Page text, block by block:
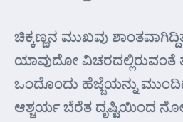
ಚಿಕ್ಕಣ್ಣನ ಮುಖವು
ಯಾವುದೋ ವಿಚರದಲ್ಲಿರುವಂತೆ
ಒಂದೊಂದು ಹೆಜ್ಜೆಯನ್ನು
ಆಶ್ಚರ್ಯ ಬೆರೆತ ದೃಷ್ಟಿಯಿಂದ